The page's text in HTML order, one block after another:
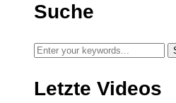
Suche
Letzte Videos